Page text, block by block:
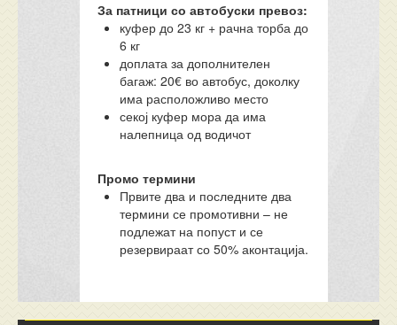
За патници со автобуски превоз:
куфер до 23 кг + рачна торба до
6 кг
доплата за дополнителен
багаж: 20€ во автобус, доколку
има расположливо место
секој куфер мора да има
налепница од водичот
Промо термини
Првите два и последните два
термини се промотивни – не
подлежат на попуст и се
резервираат со 50% аконтација.